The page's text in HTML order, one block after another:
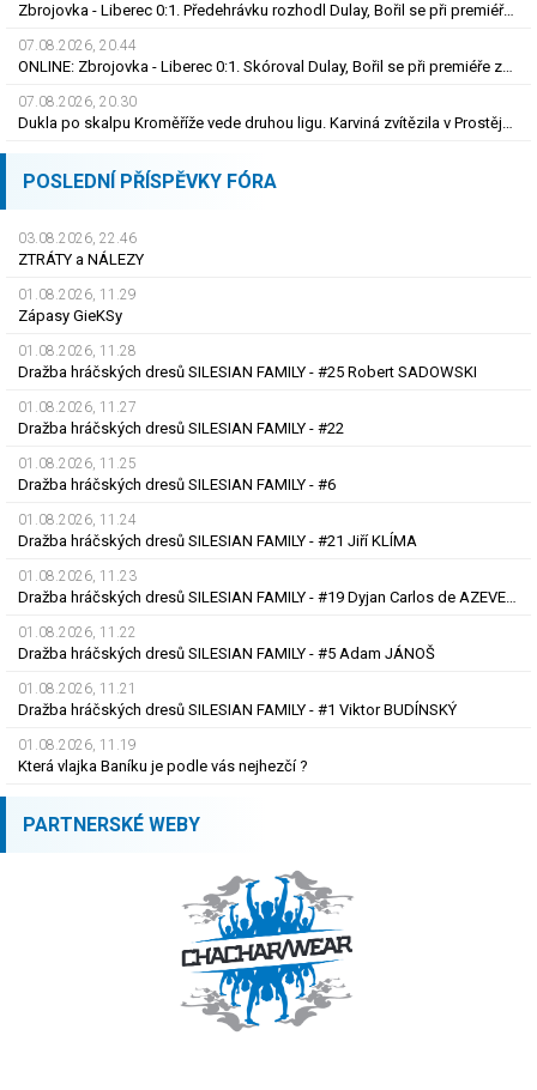
Zbrojovka - Liberec 0:1. Předehrávku rozhodl Dulay, Bořil se při premiéře za Slovan zranil
07.08.2026, 20.44
ONLINE: Zbrojovka - Liberec 0:1. Skóroval Dulay, Bořil se při premiéře za Slovan zranil
07.08.2026, 20.30
Dukla po skalpu Kroměříže vede druhou ligu. Karviná zvítězila v Prostějově, remíza Ústí
POSLEDNÍ PŘÍSPĚVKY FÓRA
03.08.2026, 22.46
ZTRÁTY a NÁLEZY
01.08.2026, 11.29
Zápasy GieKSy
01.08.2026, 11.28
Dražba hráčských dresů SILESIAN FAMILY - #25 Robert SADOWSKI
01.08.2026, 11.27
Dražba hráčských dresů SILESIAN FAMILY - #22
01.08.2026, 11.25
Dražba hráčských dresů SILESIAN FAMILY - #6
01.08.2026, 11.24
Dražba hráčských dresů SILESIAN FAMILY - #21 Jiří KLÍMA
01.08.2026, 11.23
Dražba hráčských dresů SILESIAN FAMILY - #19 Dyjan Carlos de AZEVEDO
01.08.2026, 11.22
Dražba hráčských dresů SILESIAN FAMILY - #5 Adam JÁNOŠ
01.08.2026, 11.21
Dražba hráčských dresů SILESIAN FAMILY - #1 Viktor BUDÍNSKÝ
01.08.2026, 11.19
Která vlajka Baníku je podle vás nejhezčí ?
PARTNERSKÉ WEBY